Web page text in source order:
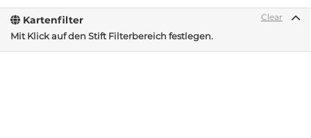
Clear
Kartenfilter
Mit Klick auf den Stift Filterbereich festlegen.